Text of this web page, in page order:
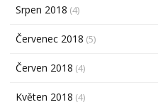
Srpen 2018 (4)
Červenec 2018 (5)
Červen 2018 (4)
Květen 2018 (4)